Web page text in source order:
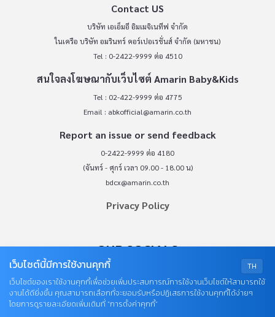
Contact US
บริษัท เอเอ็มอี อิมเมจิเนทีฟ จำกัด
ในเครือ บริษัท อมรินทร์ คอร์เปอเรชั่นส์ จำกัด (มหาชน)
Tel : 0-2422-9999 ต่อ 4510
สนใจลงโฆษณากับเว็บไซต์ Amarin Baby&Kids
Tel : 02-422-9999 ต่อ 4775
Email : abkofficial@amarin.co.th
Report an issue or send feedback
0-2422-9999 ต่อ 4180
(จันทร์ - ศุกร์ เวลา 09.00 - 18.00 น)
bdcx@amarin.co.th
Privacy Policy
OUR SOCIALS
TH
เว็บไซต์นี้มีการใช้งานคุกกี้
เว็บไซต์ของเราใช้งานคุกกี้เพื่อช่วยเพิ่มประสบการณ์การใช้งานเว็บไซต์ให้สามารถใช้
งานได้ดียิ่งขึ้น คุณสามารถเลือกที่จะยอมรับหรือปฏิเสธการใช้งานคุกกี้ได้ง่ายๆ
โดยการดูรายละเอียดเพิ่มเติมที่ “การตั้งค่าคุกกี้”